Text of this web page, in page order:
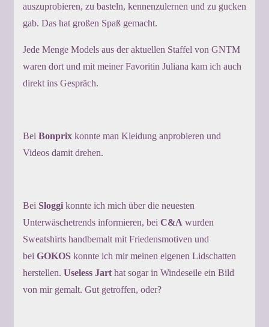
auszuprobieren, zu basteln, kennenzulernen und zu gucken
gab. Das hat großen Spaß gemacht.
Jede Menge Models aus der aktuellen Staffel von GNTM
waren dort und mit meiner Favoritin Juliana kam ich auch
direkt ins Gespräch.
Bei Bonprix konnte man Kleidung anprobieren und
Videos damit drehen.
Bei Sloggi konnte ich mich über die neuesten
Unterwäschetrends informieren, bei C&A wurden
Sweatshirts handbemalt mit Friedensmotiven und
bei GOKOS konnte ich mir meinen eigenen Lidschatten
herstellen. Useless Jart hat sogar in Windeseile ein Bild
von mir gemalt. Gut getroffen, oder?